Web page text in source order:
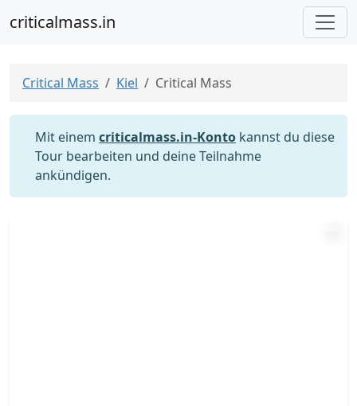
criticalmass.in
Critical Mass Kiel Critical Mass
Mit einem criticalmass.in-Konto kannst du diese
Tour bearbeiten und deine Teilnahme
ankündigen.